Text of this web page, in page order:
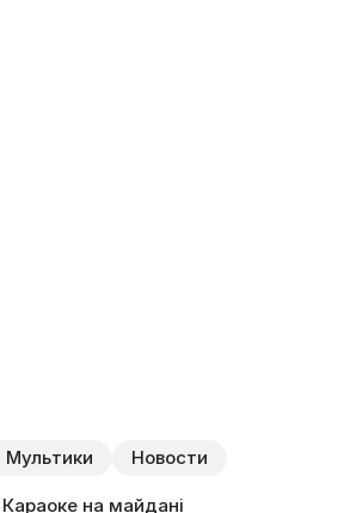
Мультики Новости
Караоке на майдані